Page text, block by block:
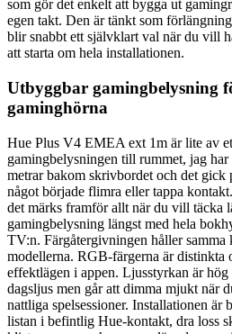
som gör det enkelt att bygga ut
egen takt. Den är tänkt som
blir snabbt ett självklart val när du vill
att starta om hela installationen.
Utbyggbar gamingbelysning
gaminghörna
Hue Plus V4 EMEA ext 1m är lite av
gamingbelysningen till rummet, jag
metrar bakom skrivbordet och det gick
något började flimra eller tappa
det märks framför allt när du vill täcka
gamingbelysning längst med hela
TV:n. Färgåtergivningen håller samma
modellerna. RGB-färgerna är distinkta
effektlägen i appen. Ljusstyrkan är
dagsljus men går att dimma mjukt när
nattliga spelsessioner. Installationen är
listan i befintlig Hue-kontakt, dra loss